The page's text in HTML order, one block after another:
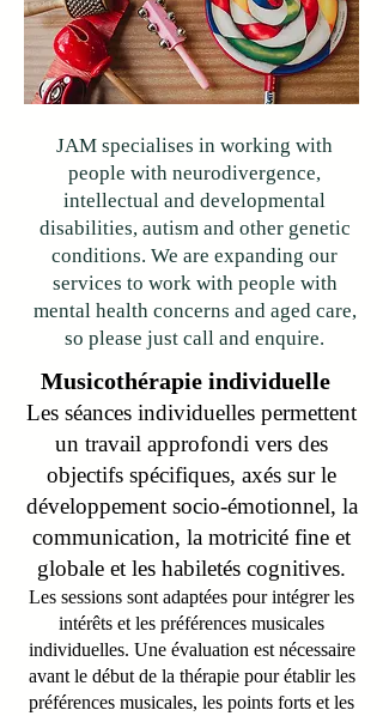
JAM specialises in working with
people with neurodivergence,
intellectual and developmental
disabilities, autism and other genetic
conditions. We are expanding our
services to work with people with
mental health concerns and aged care,
so please just call and enquire.
Musicothérapie individuelle
Les séances individuelles permettent
un travail approfondi vers des
objectifs spécifiques, axés sur le
développement socio-émotionnel, la
communication, la motricité fine et
globale et les habiletés cognitives.
Les sessions sont adaptées pour intégrer les
intérêts et les préférences musicales
individuelles. Une évaluation est nécessaire
avant le début de la thérapie pour établir les
préférences musicales, les points forts et les